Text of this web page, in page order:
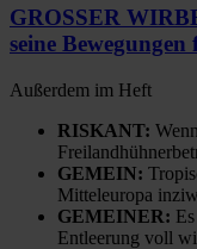
GROSSER
seine Bewegungen
Außerdem im Heft
RISKANT:
GEMEIN:
Mitteleuropa
GEMEINER:
Entleerung voll